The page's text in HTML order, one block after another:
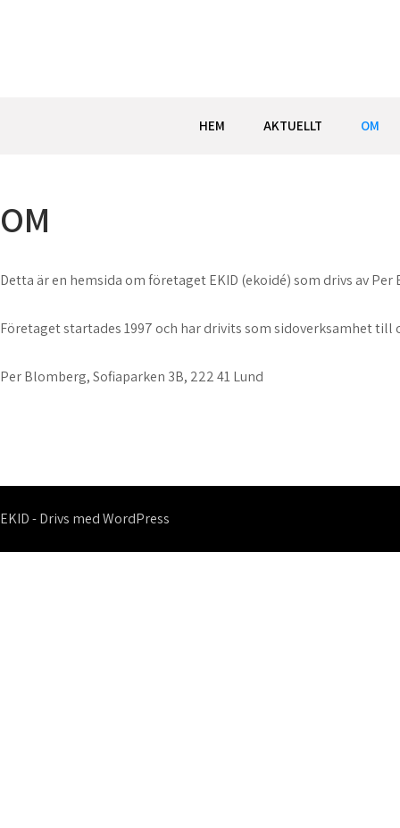
HEM AKTUELLT OM
OM
Detta är en hemsida om företaget EKID (ekoidé) som drivs av Per
Företaget startades 1997 och har drivits som sidoverksamhet
Per Blomberg, Sofiaparken 3B, 222 41 Lund
EKID - Drivs med WordPress